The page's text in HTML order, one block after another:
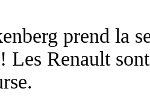
prend la
Les Renault